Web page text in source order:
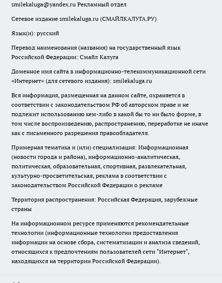
smilekaluga@yandex.ru Рекламный отдел
Сетевое издание smilekaluga.ru (СМАЙЛКАЛУГА.РУ)
Язык(и): русский
Перевод наименования (названия) на государственный язык
Российской Федерации: Смайл Калуга
Доменное имя сайта в информационно-телекоммуникационной сети
«Интернет» (для сетевого издания): smilekaluga.ru
Вся информация, размещенная на данном сайте, охраняется в
соответствии с законодательством РФ об авторском праве и не
подлежит использованию кем-либо в какой бы то ни было форме, в
том числе воспроизведению, распространению, переработке не иначе
как с письменного разрешения правообладателя.
Примерная тематика и (или) специализация: Информационная
(новости города и района), информационно-аналитическая,
политическая, образовательная, спортивная, развлекательная,
культурно-просветительская, реклама в соответствии с
законодательством Российской Федерации о рекламе
Территория распространения: Российская Федерация, зарубежные
страны
На информационном ресурсе применяются рекомендательные
технологии (информационные технологии предоставления
информации на основе сбора, систематизации и анализа сведений,
относящихся к предпочтениям пользователей сети "Интернет",
находящихся на территории Российской Федерации).